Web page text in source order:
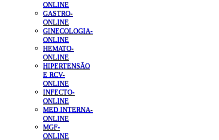
ONLINE
GASTRO-
ONLINE
GINECOLOGIA-
ONLINE
HEMATO-
ONLINE
HIPERTENSÃO
E RCV-
ONLINE
INFECTO-
ONLINE
MED.INTERNA-
ONLINE
MGF-
ONLINE